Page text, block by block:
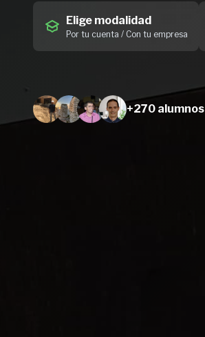
Elige modalidad
Por tu cuenta / Con tu empresa
+270 alumnos